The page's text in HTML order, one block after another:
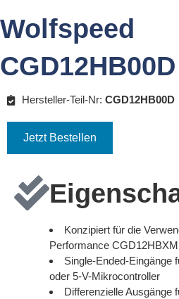
Wolfspeed
CGD12HB00D
Hersteller-Teil-Nr: CGD12HB00D
Jetzt Bestellen
Konzipiert für die
Performance
Single-Ended-Eingänge
oder 5-V-Mikrocontroller
Differenzielle Ausgänge